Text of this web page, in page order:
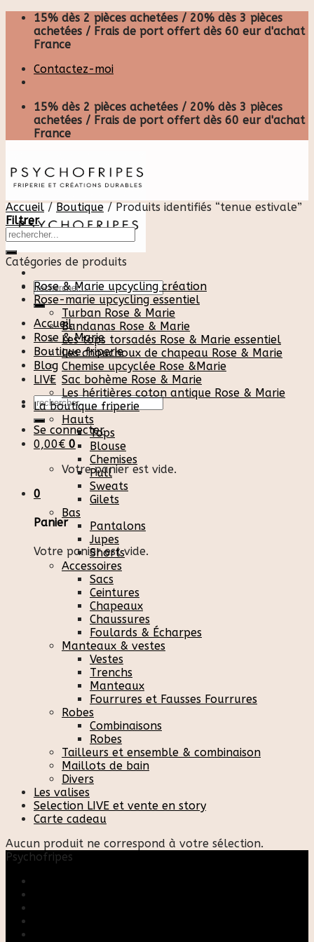
Skip
content
15% dès 2 pièces achetées / 20% dès 3 pièces
achetées / Frais de port offert dès 60 eur d'achat
France
Contactez-moi
15% dès 2 pièces achetées / 20% dès 3 pièces
achetées / Frais de port offert dès 60 eur d'achat
France
Recherche
pour :
Accueil
Rose & Marie
Boutique friperie
Blog
LIVE
Recherche
pour :
Se connecter
0,00€ 0
Votre panier est vide.
0
Panier
Votre panier est vide.
Accueil / Boutique /Produits identifiés “tenue estivale”
Filtrer
Catégories de produits
Rose & Marie upcycling création
Rose-marie upcycling essentiel
Turban Rose & Marie
Bandanas Rose & Marie
Les tops torsadés Rose & Marie essentiel
Les chouchoux de chapeau Rose & Marie
Chemise upcyclée Rose &Marie
Sac bohème Rose & Marie
Les héritières coton antique Rose & Marie
La boutique friperie
Hauts
Tops
Blouse
Chemises
Pull
Sweats
Gilets
Bas
Pantalons
Jupes
Shorts
Accessoires
Sacs
Ceintures
Chapeaux
Chaussures
Foulards & Écharpes
Manteaux & vestes
Vestes
Trenchs
Manteaux
Fourrures et Fausses Fourrures
Robes
Combinaisons
Robes
Tailleurs et ensemble & combinaison
Maillots de bain
Divers
Les valises
Selection LIVE et vente en story
Carte cadeau
Aucun produit ne correspond à votre sélection.
Psychofripes